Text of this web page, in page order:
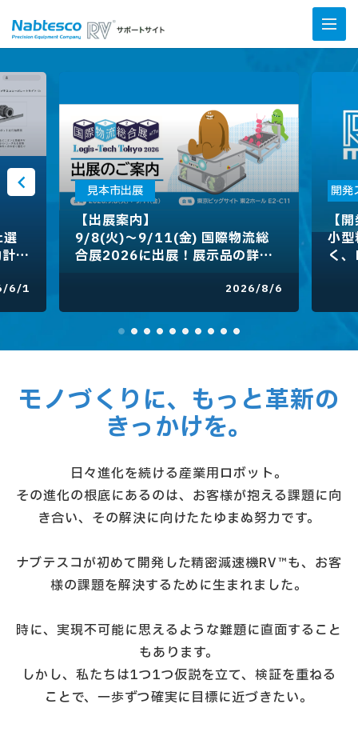
算
6/1
見本市出展
【出展案内】
9/8(火)～9/11(金) 国際物流総
合展2026に出展！展示品の詳細
2026/8/6
開発
【
小
く
モノづくりに、もっと革新の
きっかけを。
日々進化を続ける産業用ロボット。
その進化の根底にあるのは、お客様が抱える課題に向
き合い、その解決に向けたたゆまぬ努力です。
ナブテスコが初めて開発した精密減速機RV™も、お客
様の課題を解決するために生まれました。
時に、実現不可能に思えるような難題に直面すること
もあります。
しかし、私たちは1つ1つ仮説を立て、検証を重ねる
ことで、一歩ずつ確実に目標に近づきたい。